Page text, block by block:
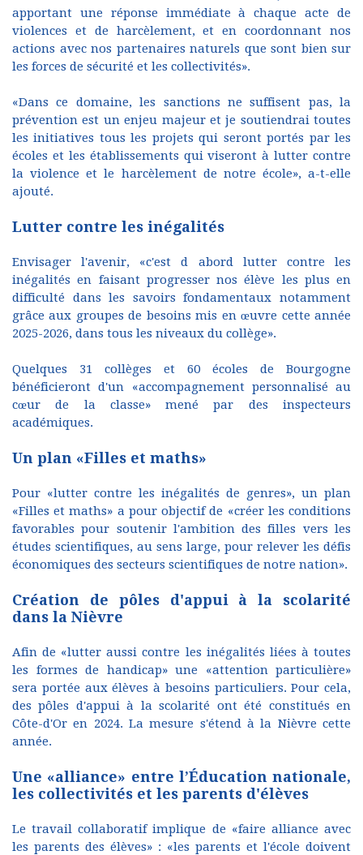
apportant une réponse immédiate à chaque acte de
violences et de harcèlement, et en coordonnant nos
actions avec nos partenaires naturels que sont bien sur
les forces de sécurité et les collectivités».
«Dans ce domaine, les sanctions ne suffisent pas, la
prévention est un enjeu majeur et je soutiendrai toutes
les initiatives tous les projets qui seront portés par les
écoles et les établissements qui viseront à lutter contre
la violence et le harcèlement de notre école», a-t-elle
ajouté.
Lutter contre les inégalités
Envisager l'avenir, «c'est d abord lutter contre les
inégalités en faisant progresser nos élève les plus en
difficulté dans les savoirs fondamentaux notamment
grâce aux groupes de besoins mis en œuvre cette année
2025-2026, dans tous les niveaux du collège».
Quelques 31 collèges et 60 écoles de Bourgogne
bénéficieront d'un «accompagnement personnalisé au
cœur de la classe» mené par des inspecteurs
académiques.
Un plan «Filles et maths»
Pour «lutter contre les inégalités de genres», un plan
«Filles et maths» a pour objectif de «créer les conditions
favorables pour soutenir l'ambition des filles vers les
études scientifiques, au sens large, pour relever les défis
économiques des secteurs scientifiques de notre nation».
Création de pôles d'appui à la scolarité
dans la Nièvre
Afin de «lutter aussi contre les inégalités liées à toutes
les formes de handicap» une «attention particulière»
sera portée aux élèves à besoins particuliers. Pour cela,
des pôles d'appui à la scolarité ont été constitués en
Côte-d'Or en 2024. La mesure s'étend à la Nièvre cette
année.
Une «alliance» entre l’Éducation nationale,
les collectivités et les parents d'élèves
Le travail collaboratif implique de «faire alliance avec
les parents des élèves» : «les parents et l'école doivent